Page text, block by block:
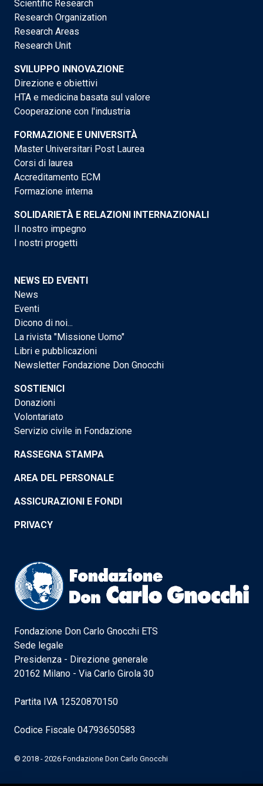
Scientific Research
Research Organization
Research Areas
Research Unit
SVILUPPO INNOVAZIONE
Direzione e obiettivi
HTA e medicina basata sul valore
Cooperazione con l'industria
FORMAZIONE E UNIVERSITÀ
Master Universitari Post Laurea
Corsi di laurea
Accreditamento ECM
Formazione interna
SOLIDARIETÀ E RELAZIONI INTERNAZIONALI
Il nostro impegno
I nostri progetti
NEWS ED EVENTI
News
Eventi
Dicono di noi...
La rivista "Missione Uomo"
Libri e pubblicazioni
Newsletter Fondazione Don Gnocchi
SOSTIENICI
Donazioni
Volontariato
Servizio civile in Fondazione
RASSEGNA STAMPA
AREA DEL PERSONALE
ASSICURAZIONI E FONDI
PRIVACY
Fondazione Don Carlo Gnocchi ETS
Sede legale
Presidenza - Direzione generale
20162 Milano - Via Carlo Girola 30
Partita IVA 12520870150
Codice Fiscale 04793650583
© 2018 - 2026 Fondazione Don Carlo Gnocchi